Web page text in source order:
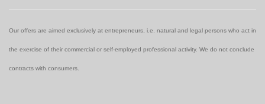
Our offers are aimed exclusively at entrepreneurs, i.e. natural and legal persons who act in
the exercise of their commercial or self-employed professional activity. We do not conclude
contracts with consumers.